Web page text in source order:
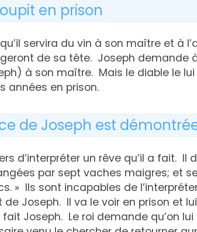
en prison
servira du vin à son maître et à
de sa tête. Joseph demande
à son maître. Mais le diable le
années en prison.
de Joseph est
d’interpréter un rêve qu’il a fait. Il
par sept vaches maigres; et
» Ils sont incapables de
de Joseph. Il va le voir en prison et lui
Joseph. Le roi demande qu’on lui